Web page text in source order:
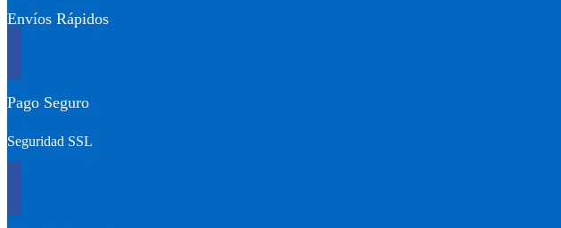
Envíos Rápidos
Pago Seguro
Seguridad SSL